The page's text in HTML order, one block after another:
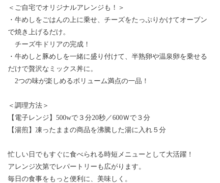
＜ご自宅でオリジナルアレンジも！＞
・牛めしをごはんの上に乗せ、チーズをたっぷりかけてオーブン
で焼き上げるだけ。
チーズ牛ドリアの完成！
・牛めしと豚めしを一緒に盛り付けて、半熟卵や温泉卵を乗せる
だけで贅沢なミックス丼に。
2つの味が楽しめるボリューム満点の一品！
＜調理方法＞
【電子レンジ】500wで３分20秒／600Ｗで３分
【湯煎】凍ったままの商品を沸騰した湯に入れ５分
忙しい日でもすぐに食べられる時短メニューとして大活躍！
アレンジ次第でレパートリーも広がります。
毎日の食事をもっと便利に、美味しく。